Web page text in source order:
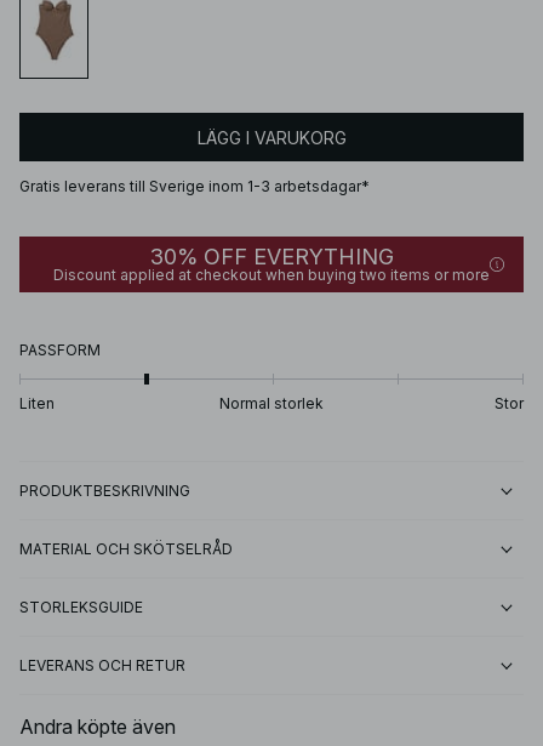
LÄGG I VARUKORG
Gratis leverans till Sverige inom 1-3 arbetsdagar*
30% OFF EVERYTHING
Discount applied at checkout when buying two items or more
PASSFORM
Liten Normal storlek Stor
PRODUKTBESKRIVNING
MATERIAL OCH SKÖTSELRÅD
STORLEKSGUIDE
LEVERANS OCH RETUR
Andra köpte även